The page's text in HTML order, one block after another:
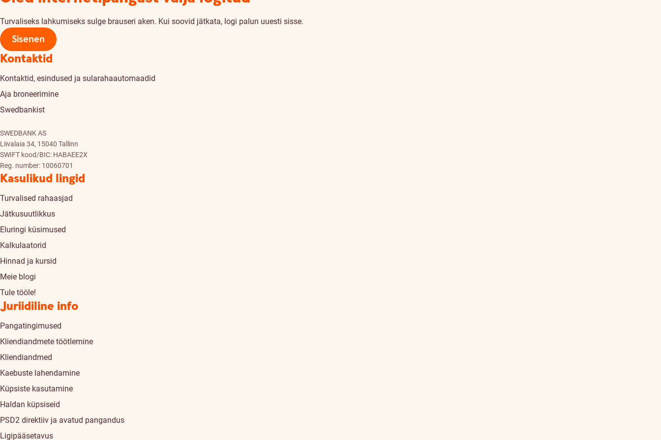
Turvaliseks lahkumiseks sulge brauseri aken. Kui soovid jätkata, logi palun uuesti sisse.
Sisenen
Kontaktid
Kontaktid, esindused ja sularahaautomaadid
Aja broneerimine
Swedbankist
SWEDBANK AS
Liivalaia 34, 15040 Tallinn
SWIFT kood/BIC: HABAEE2X
Reg. number: 10060701
Kasulikud lingid
Turvalised rahaasjad
Jätkusuutlikkus
Eluringi küsimused
Kalkulaatorid
Hinnad ja kursid
Meie blogi
Tule tööle!
Juriidiline info
Pangatingimused
Kliendiandmete töötlemine
Kliendiandmed
Kaebuste lahendamine
Küpsiste kasutamine
Haldan küpsiseid
PSD2 direktiiv ja avatud pangandus
Ligipääsetavus